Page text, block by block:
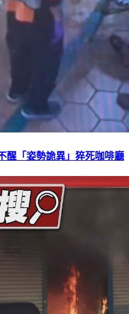
醒「姿勢詭異」猝死咖啡廳